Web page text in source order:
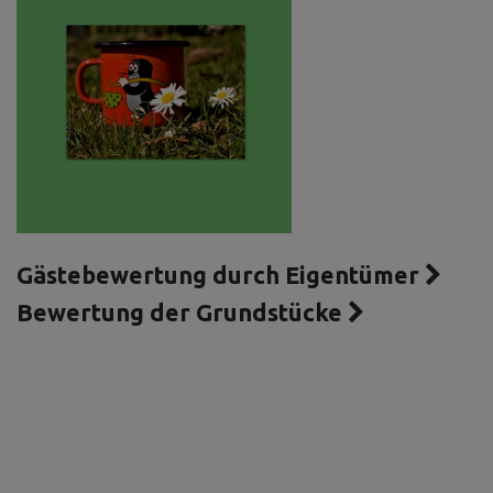
Gästebewertung durch Eigentümer
Bewertung der Grundstücke